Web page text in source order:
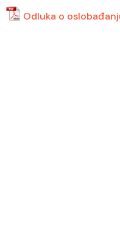
Odluka o